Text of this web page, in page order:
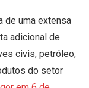
de uma extensa
adicional de
civis, petróleo,
do setor